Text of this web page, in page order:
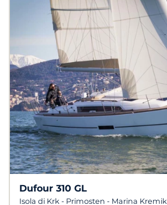
Dufour 310 GL
Isola di Krk - Primosten - Marina Kremik